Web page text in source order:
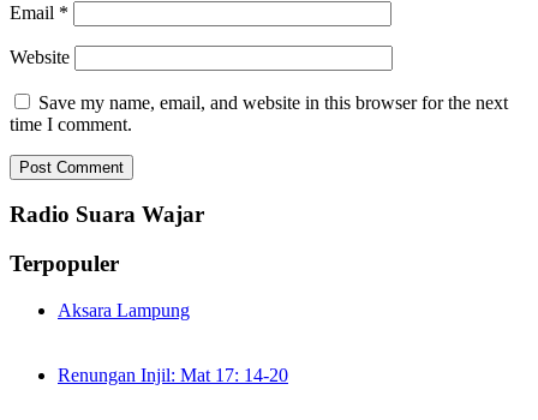
Email *
Website
Save my name, email, and website in this browser for the next
time I comment.
Radio Suara Wajar
Terpopuler
Aksara Lampung
Renungan Injil: Mat 17: 14-20